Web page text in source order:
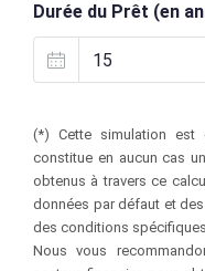
Durée du Prêt (en
(*) Cette simulation est
constitue en aucun cas
obtenus à travers ce
données par défaut et
des conditions
Nous vous